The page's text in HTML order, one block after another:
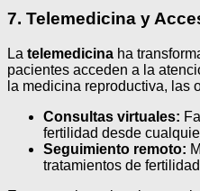
7. Telemedicina y
La telemedicina ha
pacientes acceden a la
la medicina reproductiva, las
Consultas virtuales:
fertilidad desde
Seguimiento remoto:
tratamientos de